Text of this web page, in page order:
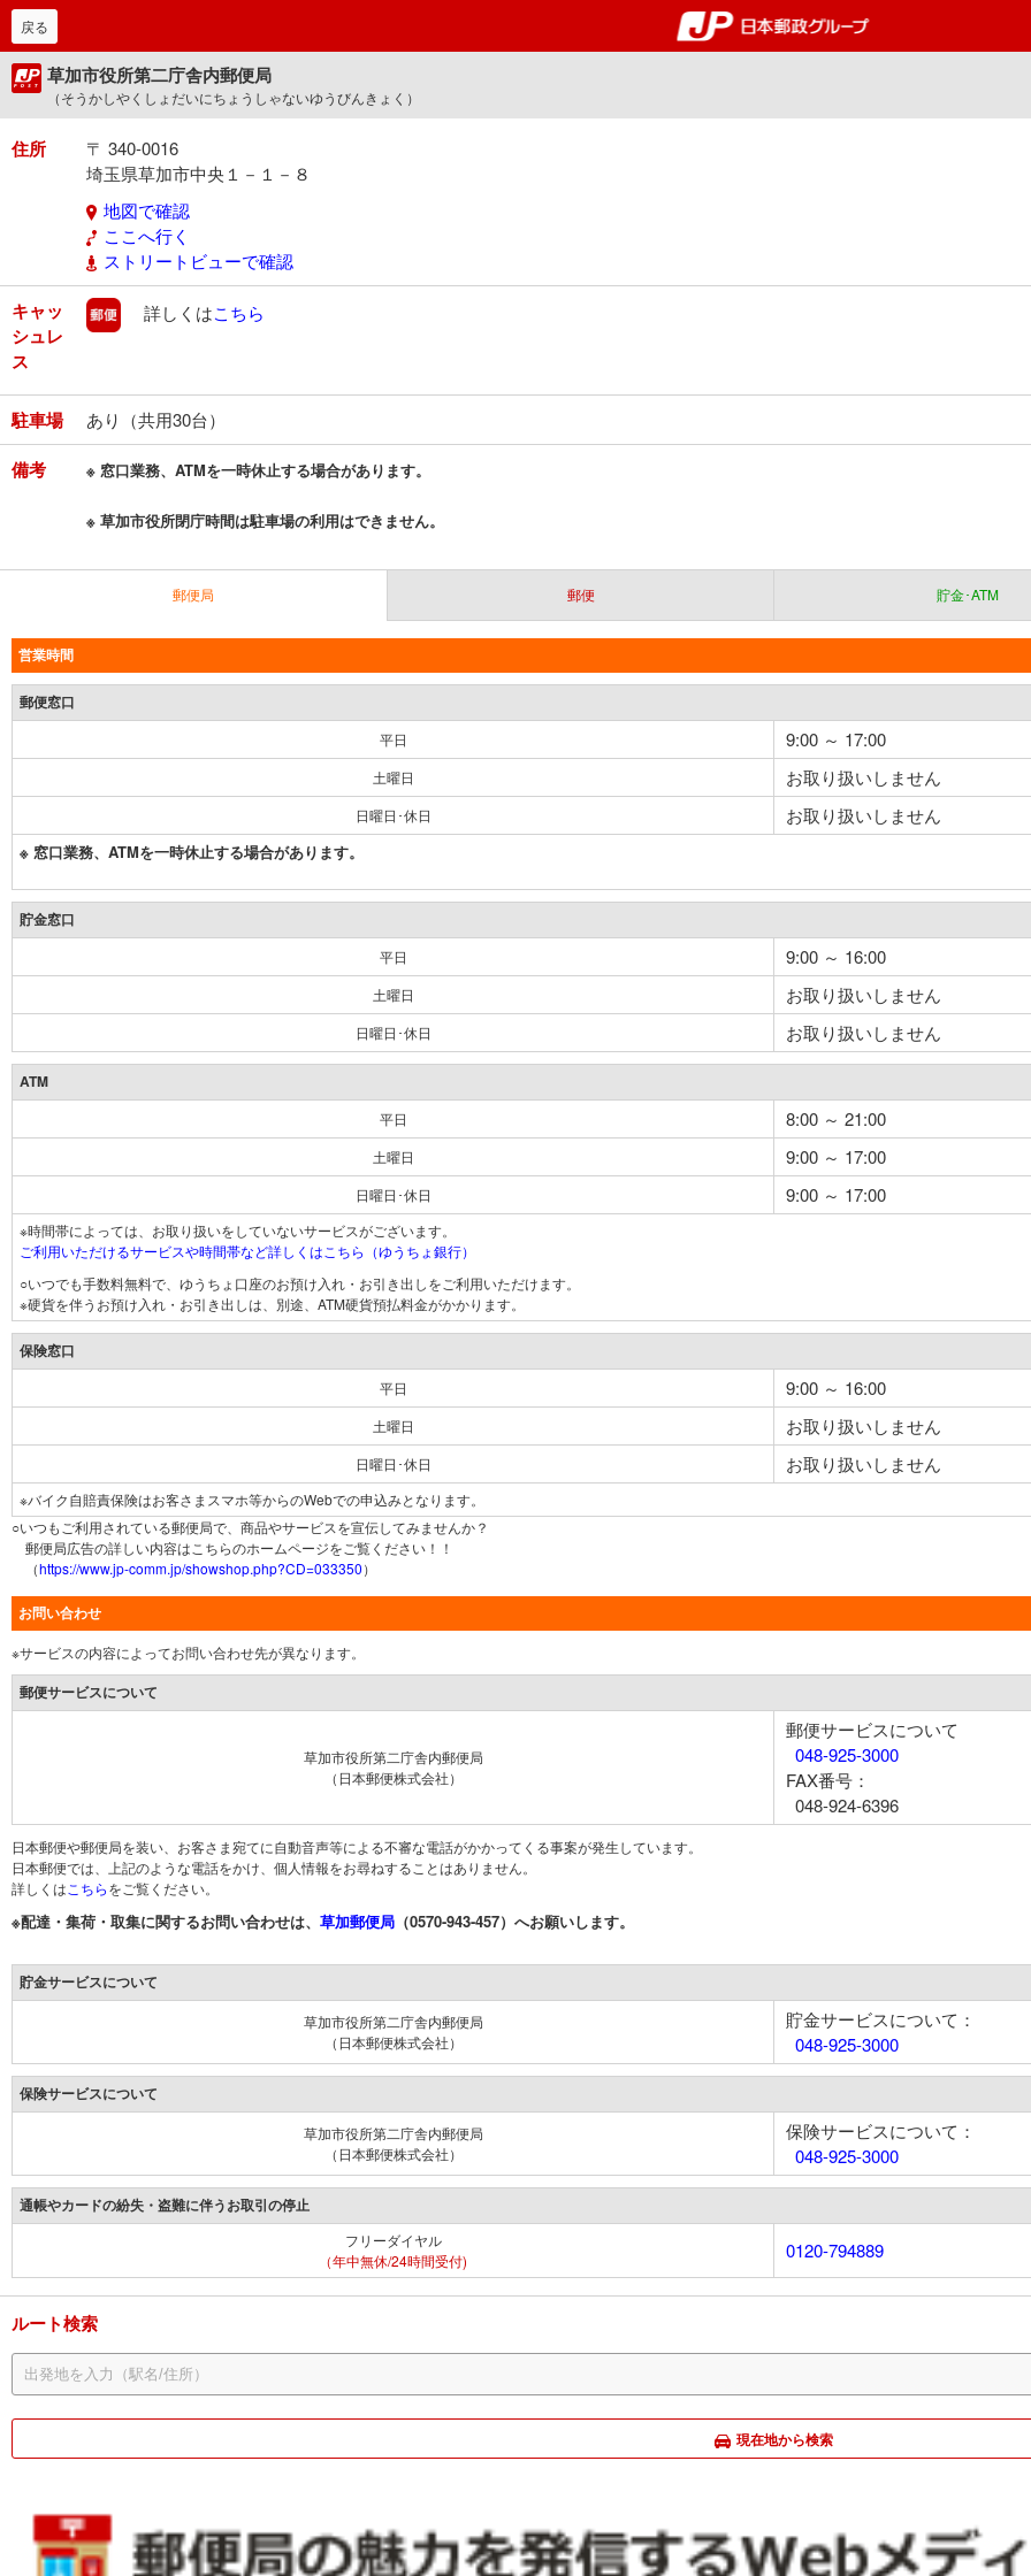
郵便局・日本郵政グルー
戻る
草加市役所第二庁舎内郵便局
（そうかしやくしょだいにちょうしゃないゆうびんきょく）
住所
〒 340-0016
埼玉県草加市中央１－１－８
地図で確認
ここへ行く
ストリートビューで確認
キャッ
シュレ
ス
郵便
詳しくはこちら
駐車場 あり（共用30台）
備考 ※ 窓口業務、ATMを一時休止する場合があります。
※ 草加市役所閉庁時間は駐車場の利用はできません。
郵便局 郵便 貯金･ATM
営業時間
郵便窓口
平日 9:00 ～ 17:00
土曜日 お取り扱いしません
日曜日･休日 お取り扱いしません
※ 窓口業務、ATMを一時休止する場合があります。
貯金窓口
平日 9:00 ～ 16:00
土曜日 お取り扱いしません
日曜日･休日 お取り扱いしません
ATM
平日 8:00 ～ 21:00
土曜日 9:00 ～ 17:00
日曜日･休日 9:00 ～ 17:00
※時間帯によっては、お取り扱いをしていないサービスがございます。
ご利用いただけるサービスや時間帯など詳しくはこちら（ゆうちょ銀行）
○いつでも手数料無料で、ゆうちょ口座のお預け入れ・お引き出しをご利用いただけます。
※硬貨を伴うお預け入れ・お引き出しは、別途、ATM硬貨預払料金がかかります。
保険窓口
平日 9:00 ～ 16:00
土曜日 お取り扱いしません
日曜日･休日 お取り扱いしません
※バイク自賠責保険はお客さまスマホ等からのWebでの申込みとなります。
○いつもご利用されている郵便局で、商品やサービスを宣伝してみませんか？
郵便局広告の詳しい内容はこちらのホームページをご覧ください！！
（https://www.jp-comm.jp/showshop.php?CD=033350）
お問い合わせ
※サービスの内容によってお問い合わせ先が異なります。
郵便サービスについて
草加市役所第二庁舎内郵便局
（日本郵便株式会社）
郵便サービスについて
048-925-3000
FAX番号：
048-924-6396
日本郵便や郵便局を装い、お客さま宛てに自動音声等による不審な電話がかかってくる事案が発生しています。
日本郵便では、上記のような電話をかけ、個人情報をお尋ねすることはありません。
詳しくは こちらをご覧ください。
※配達・集荷・取集に関するお問い合わせは、 草加郵便局 （0570-943-457）へお願いします。
貯金サービスについて
草加市役所第二庁舎内郵便局
（日本郵便株式会社）
貯金サービスについて：
048-925-3000
保険サービスについて
草加市役所第二庁舎内郵便局
（日本郵便株式会社）
保険サービスについて：
048-925-3000
通帳やカードの紛失・盗難に伴うお取引の停止
フリーダイヤル
（年中無休/24時間受付)
0120-794889
ルート検索
現在地から検索